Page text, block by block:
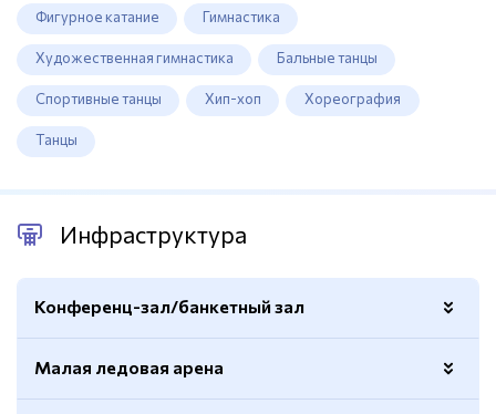
Фигурное катание Гимнастика
Художественная гимнастика Бальные танцы
Спортивные танцы Хип-хоп Хореография
Танцы
Инфраструктура
Конференц-зал/банкетный зал
Площадь 4000кв.м.
Малая ледовая арена